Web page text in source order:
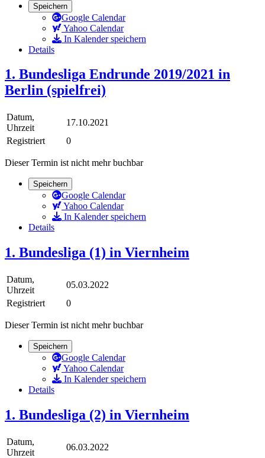
Speichern
Google Calendar
Yahoo Calendar
In Kalender speichern
Details
1. Bundesliga Endrunde 2019/2021 in
Berlin (spielfrei)
Datum,
Uhrzeit
17.10.2021
Registriert
0
Dieser Termin ist nicht mehr buchbar
Speichern
Google Calendar
Yahoo Calendar
In Kalender speichern
Details
1. Bundesliga (1) in Viernheim
Datum,
Uhrzeit
05.03.2022
Registriert
0
Dieser Termin ist nicht mehr buchbar
Speichern
Google Calendar
Yahoo Calendar
In Kalender speichern
Details
1. Bundesliga (2) in Viernheim
Datum,
Uhrzeit
06.03.2022